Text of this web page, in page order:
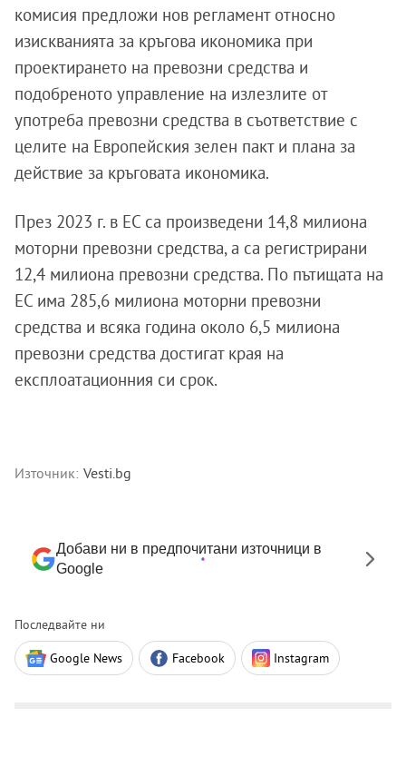
комисия предложи нов регламент относно
изискванията за кръгова икономика при
проектирането на превозни средства и
подобреното управление на излезлите от
употреба превозни средства в съответствие с
целите на Европейския зелен пакт и плана за
действие за кръговата икономика.
През 2023 г. в ЕС са произведени 14,8 милиона
моторни превозни средства, а са регистрирани
12,4 милиона превозни средства. По пътищата на
ЕС има 285,6 милиона моторни превозни
средства и всяка година около 6,5 милиона
превозни средства достигат края на
експлоатационния си срок.
Източник: Vesti.bg
Добави ни в предпочитани източници в
Google
Последвайте ни
Google News Facebook Instagram